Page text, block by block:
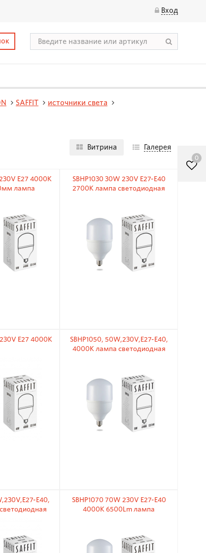
Вход
SAFFIT
источники света
Витрина Галерея
E27 4000K
лампа
SBHP1030 30W 230V E27-E40
2700K лампа светодиодная
E27 4000K
SBHP1050, 50W,230V,E27-E40,
4000K лампа светодиодная
E40,
SBHP1070 70W 230V E27-E40
4000K 6500Lm лампа
0